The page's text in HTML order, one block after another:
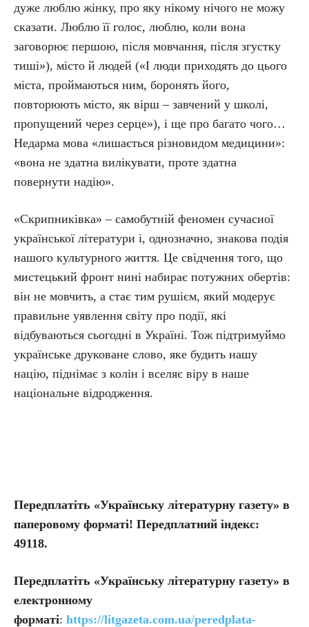
дуже люблю жінку, про яку нікому нічого не можу
сказати. Люблю її голос, люблю, коли вона
заговорює першою, після мовчання, після згустку
тиші»), місто й людей («І люди приходять до цього
міста, проймаються ним, боронять його,
повторюють місто, як вірш – завчений у школі,
пропущений через серце»), і ще про багато чого…
Недарма мова «лишається різновидом медицини»:
«вона не здатна вилікувати, проте здатна
повернути надію».
«Скрипниківка» – самобутній феномен сучасної
української літератури і, однозначно, знакова подія
нашого культурного життя. Це свідчення того, що
мистецький фронт нині набирає потужних обертів:
він не мовчить, а стає тим рушієм, який модерує
правильне уявлення світу про події, які
відбуваються сьогодні в Україні. Тож підтримуймо
українське друковане слово, яке будить нашу
націю, піднімає з колін і вселяє віру в наше
національне відродження.
Передплатіть «Українську літературну газету» в
паперовому форматі! Передплатний індекс:
49118.
Передплатіть «Українську літературну газету» в
електронному
форматі: https://litgazeta.com.ua/peredplata-